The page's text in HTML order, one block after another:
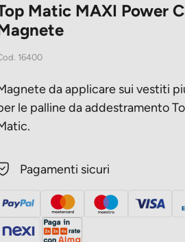
Matic MAXI Power
16400
da applicare sui vestiti
le palline da addestramento
Pagamenti sicuri